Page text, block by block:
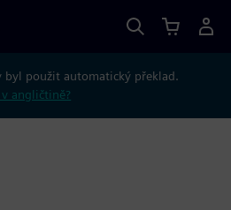
byl použit automatický překlad.
angličtině?